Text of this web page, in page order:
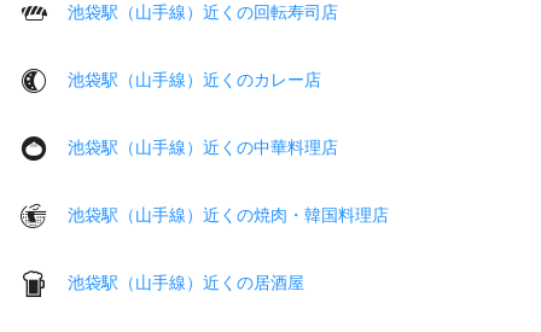
池袋駅（山手線）近くの回転寿司店
池袋駅（山手線）近くのカレー店
池袋駅（山手線）近くの中華料理店
池袋駅（山手線）近くの焼肉・韓国料理店
池袋駅（山手線）近くの居酒屋